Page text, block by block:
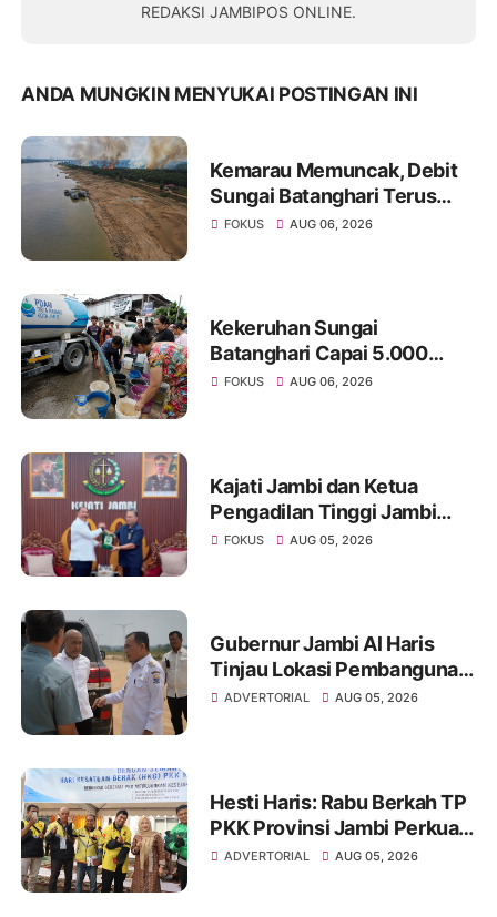
REDAKSI JAMBIPOS ONLINE.
ANDA MUNGKIN MENYUKAI POSTINGAN INI
Kemarau Memuncak, Debit
Sungai Batanghari Terus
Menyusut, Jambi Hadapi
FOKUS AUG 06, 2026
Kekeruhan Sungai
Batanghari Capai 5.000
NTU, Distribusi Air PDAM
FOKUS AUG 06, 2026
Kajati Jambi dan Ketua
Pengadilan Tinggi Jambi
Berkomitmen Perkuat
FOKUS AUG 05, 2026
Gubernur Jambi Al Haris
Tinjau Lokasi Pembangunan
Sekolah Rakyat dan Lokasi
ADVERTORIAL AUG 05, 2026
Hesti Haris: Rabu Berkah TP
PKK Provinsi Jambi Perkuat
Literasi Keuangan dan
ADVERTORIAL AUG 05, 2026